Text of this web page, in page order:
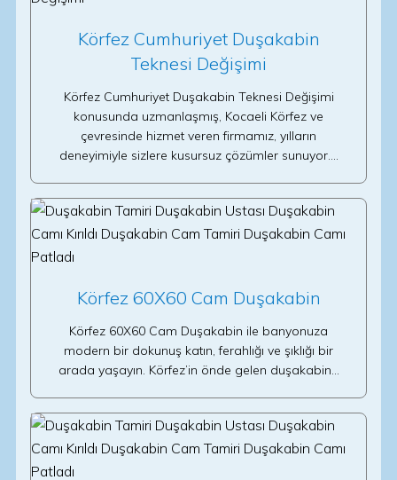
Körfez Cumhuriyet Duşakabin
Teknesi Değişimi
Körfez Cumhuriyet Duşakabin Teknesi Değişimi
konusunda uzmanlaşmış, Kocaeli Körfez ve
çevresinde hizmet veren firmamız, yılların
deneyimiyle sizlere kusursuz çözümler sunuyor.…
Körfez 60X60 Cam Duşakabin
Körfez 60X60 Cam Duşakabin ile banyonuza
modern bir dokunuş katın, ferahlığı ve şıklığı bir
arada yaşayın. Körfez’in önde gelen duşakabin…